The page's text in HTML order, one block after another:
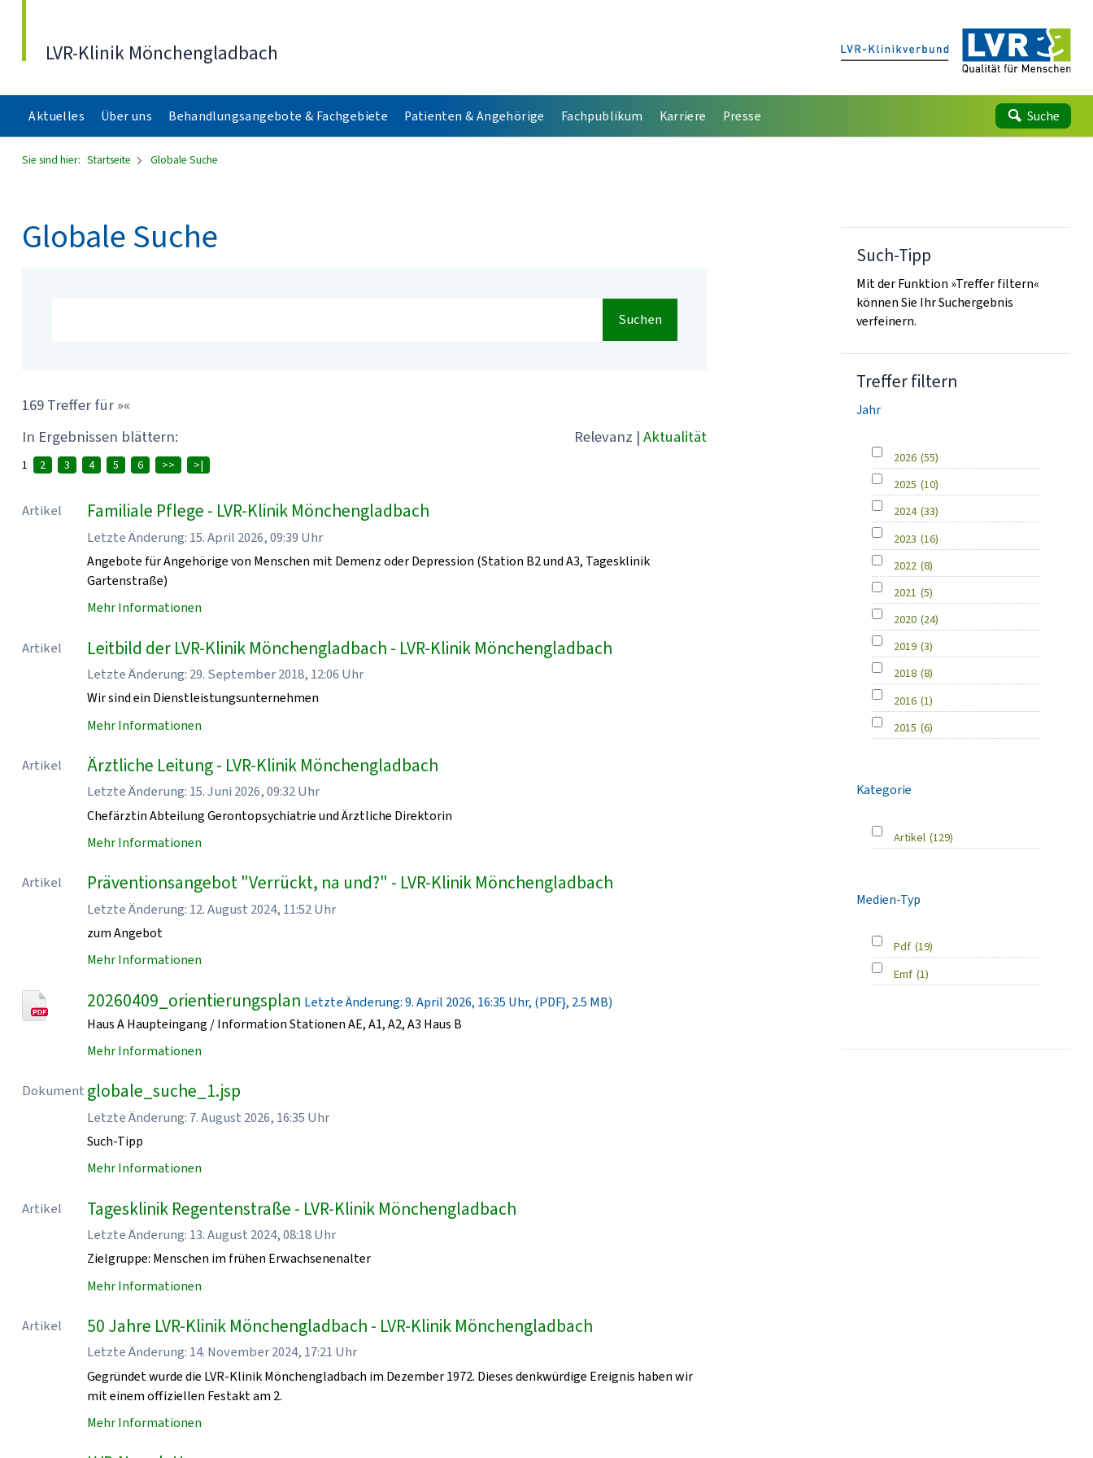
LVR-Klinik Mönchengladbach
Aktuelles Über uns Behandlungsangebote & Fachgebiete Patienten & Angehörige Fachpublikum Karriere Presse Suche
Sie sind hier: Startseite Globale Suche
Globale Suche
Suchen
169 Treffer für »«
In Ergebnissen blättern:
Relevanz | Aktualität
1 2 3 4 5 6 >> >|
Artikel Familiale Pflege - LVR-Klinik Mönchengladbach
Letzte Änderung: 15. April 2026, 09:39 Uhr
Angebote für Angehörige von Menschen mit Demenz oder Depression (Station B2 und A3, Tagesklinik
Gartenstraße)
Mehr Informationen
Artikel Leitbild der LVR-Klinik Mönchengladbach - LVR-Klinik Mönchengladbach
Letzte Änderung: 29. September 2018, 12:06 Uhr
Wir sind ein Dienstleistungsunternehmen
Mehr Informationen
Artikel Ärztliche Leitung - LVR-Klinik Mönchengladbach
Letzte Änderung: 15. Juni 2026, 09:32 Uhr
Chefärztin Abteilung Gerontopsychiatrie und Ärztliche Direktorin
Mehr Informationen
Artikel Präventionsangebot "Verrückt, na und?" - LVR-Klinik Mönchengladbach
Letzte Änderung: 12. August 2024, 11:52 Uhr
zum Angebot
Mehr Informationen
20260409_orientierungsplan Letzte Änderung: 9. April 2026, 16:35 Uhr, (PDF}, 2.5 MB)
Haus A Haupteingang / Information Stationen AE, A1, A2, A3 Haus B
Mehr Informationen
Dokument globale_suche_1.jsp
Letzte Änderung: 7. August 2026, 16:35 Uhr
Such-Tipp
Mehr Informationen
Artikel Tagesklinik Regentenstraße - LVR-Klinik Mönchengladbach
Letzte Änderung: 13. August 2024, 08:18 Uhr
Zielgruppe: Menschen im frühen Erwachsenenalter
Mehr Informationen
Artikel 50 Jahre LVR-Klinik Mönchengladbach - LVR-Klinik Mönchengladbach
Letzte Änderung: 14. November 2024, 17:21 Uhr
Gegründet wurde die LVR-Klinik Mönchengladbach im Dezember 1972. Dieses denkwürdige Ereignis haben wir
mit einem offiziellen Festakt am 2.
Mehr Informationen
Such-Tipp
Mit der Funktion »Treffer filtern«
können Sie Ihr Suchergebnis
verfeinern.
Treffer filtern
Jahr
2026 (55)
2025 (10)
2024 (33)
2023 (16)
2022 (8)
2021 (5)
2020 (24)
2019 (3)
2018 (8)
2016 (1)
2015 (6)
Kategorie
Artikel (129)
Medien-Typ
Pdf (19)
Emf (1)